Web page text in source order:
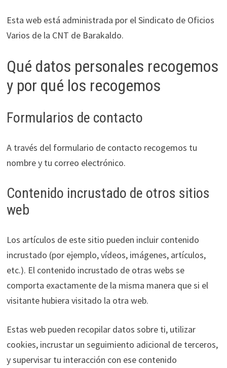
Esta web está administrada por el Sindicato de Oficios
Varios de la CNT de Barakaldo.
Qué datos personales recogemos
y por qué los recogemos
Formularios de contacto
A través del formulario de contacto recogemos tu
nombre y tu correo electrónico.
Contenido incrustado de otros sitios
web
Los artículos de este sitio pueden incluir contenido
incrustado (por ejemplo, vídeos, imágenes, artículos,
etc.). El contenido incrustado de otras webs se
comporta exactamente de la misma manera que si el
visitante hubiera visitado la otra web.
Estas web pueden recopilar datos sobre ti, utilizar
cookies, incrustar un seguimiento adicional de terceros,
y supervisar tu interacción con ese contenido